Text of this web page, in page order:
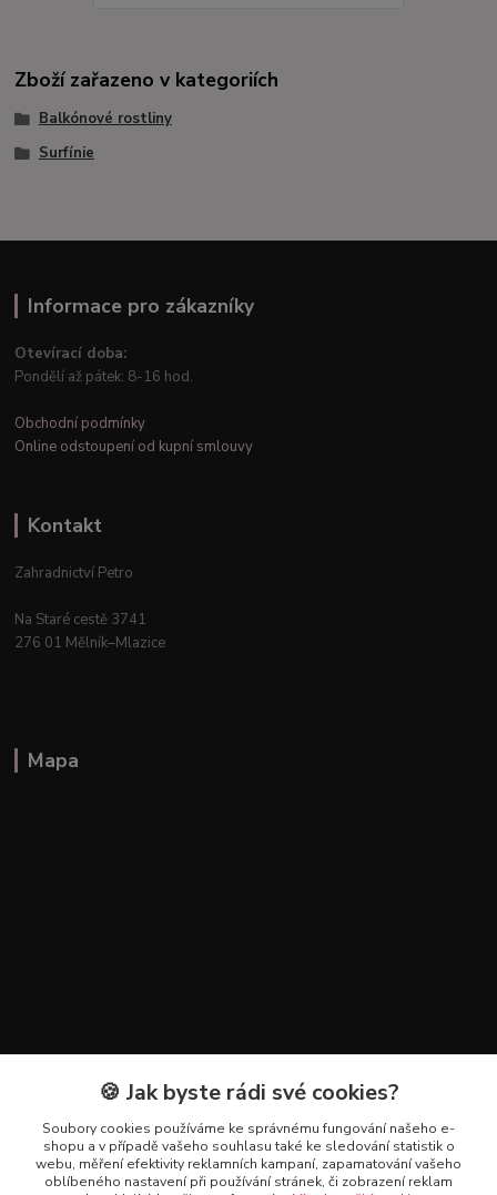
Zboží zařazeno v kategoriích
Balkónové rostliny
Surfínie
Informace pro zákazníky
Otevírací doba:
Pondělí až pátek: 8-16 hod.
Obchodní podmínky
Online odstoupení od kupní smlouvy
Kontakt
Zahradnictví Petro
Na Staré cestě 3741
276 01 Mělník–Mlazice
Mapa
Kontakty
+420 602 223 614
info@zahradnictvipetro.cz
🍪 Jak byste rádi své cookies?
Soubory cookies používáme ke správnému fungování našeho e-
shopu a v případě vašeho souhlasu také ke sledování statistik o
webu, měření efektivity reklamních kampaní, zapamatování vašeho
oblíbeného nastavení při používání stránek, či zobrazení reklam